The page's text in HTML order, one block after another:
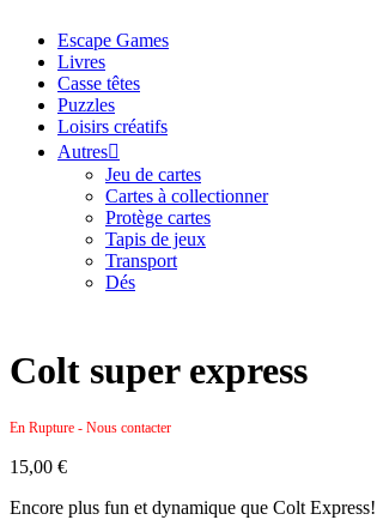
Escape Games
Livres
Casse têtes
Puzzles
Loisirs créatifs
Autres
Jeu de cartes
Cartes à collectionner
Protège cartes
Tapis de jeux
Transport
Dés
Colt super express
En Rupture - Nous contacter
15,00 €
Encore plus fun et dynamique que Colt Express!